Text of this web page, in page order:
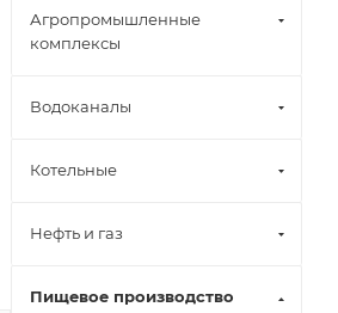
Агропромышленные
комплексы
Водоканалы
Котельные
Нефть и газ
Пищевое производство